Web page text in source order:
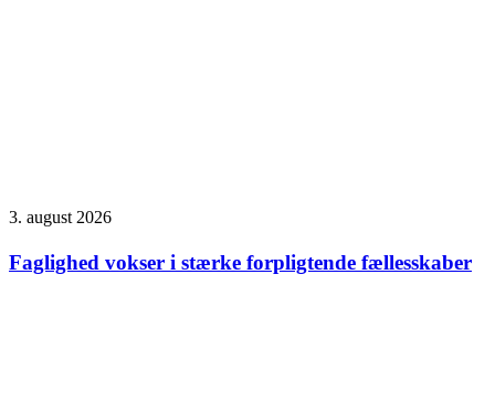
3. august 2026
Faglighed vokser i stærke forpligtende fællesskaber